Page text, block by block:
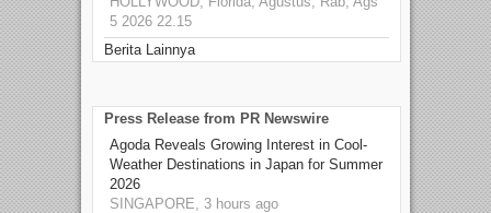
5 2026 22.15
Berita Lainnya
Press Release from PR Newswire
Agoda Reveals Growing Interest in Cool-
Weather Destinations in Japan for Summer
2026
SINGAPORE, 3 hours ago